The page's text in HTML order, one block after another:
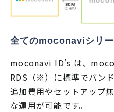
全てのmoconaviシリ
moconavi ID’s は、
RDS（※）に標準でバンド
追加費用やセットアップ
な運用が可能です。